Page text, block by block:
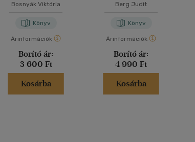
Bosnyák Viktória
Könyv
Árinformációk
Borító ár:
3 600 Ft
Kosárba
Berg Judit
Könyv
Árinformációk
Borító ár:
4 990 Ft
Kosárba